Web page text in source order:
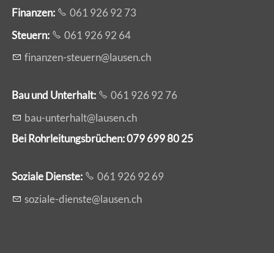
Finanzen:
061 926 92 73
Steuern:
061 926 92 64
f n nz n-st rn l s nch
Bau und Unterhalt:
061 926 92 76
b
- nt rh lt l s nch
Bei Rohrleitungsbrüchen: 079 699 80 25
Soziale Dienste:
061 926 92 69
s z l -d nst l s nch